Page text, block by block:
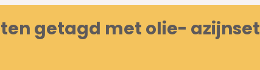
getagd met olie- azijnset